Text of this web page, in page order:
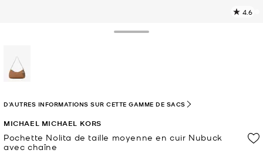
4.6
MICHAEL MICHAEL KORS
Pochette Nolita de taille moyenne en cuir Nubuck
avec chaîne
D'AUTRES INFORMATIONS SUR CETTE GAMME DE SACS